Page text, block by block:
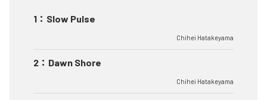
1 ： Slow Pulse
Chihei Hatakeyama
2 ： Dawn Shore
Chihei Hatakeyama